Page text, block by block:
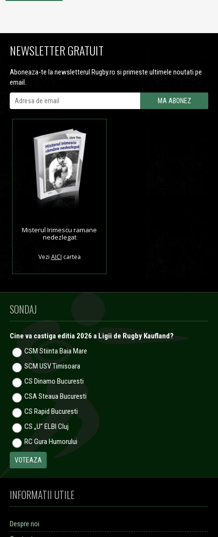
NEWSLETTER GRATUIT
Aboneaza-te la newsletterul Rugby.ro si primeste ultimele noutati pe
email.
Misterul Irimescu ramane
nedezlegat
Vezi AICI cartea
SONDAJ
Cine va castiga editia 2026 a Ligii de Rugby Kaufland?
CSM Stiinta Baia Mare
SCM USV Timisoara
CS Dinamo Bucuresti
CSA Steaua Bucuresti
CS Rapid Bucuresti
CS „U” ELBI Cluj
RC Gura Humorului
INFORMATII UTILE
Despre noi